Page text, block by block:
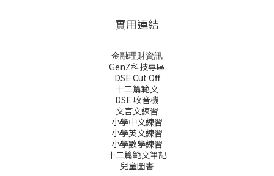
實用連結
金融理財資訊
GenZ科技專區
DSE Cut Off
十二篇範文
DSE 收音機
文言文練習
小學中文練習
小學英文練習
小學數學練習
十二篇範文筆記
兒童圖書